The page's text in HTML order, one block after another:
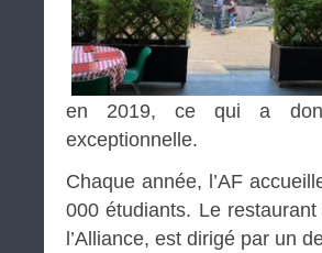
en 2019, ce qui a
exceptionnelle.
Chaque année, l’AF
000 étudiants. Le
l’Alliance, est dirigé par un